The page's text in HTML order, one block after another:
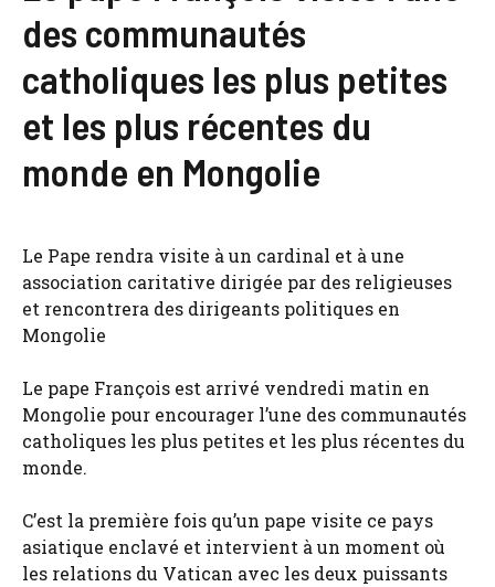
des communautés
catholiques les plus petites
et les plus récentes du
monde en Mongolie
Le Pape rendra visite à un cardinal et à une
association caritative dirigée par des religieuses
et rencontrera des dirigeants politiques en
Mongolie
Le pape François est arrivé vendredi matin en
Mongolie pour encourager l’une des communautés
catholiques les plus petites et les plus récentes du
monde.
C’est la première fois qu’un pape visite ce pays
asiatique enclavé et intervient à un moment où
les relations du Vatican avec les deux puissants